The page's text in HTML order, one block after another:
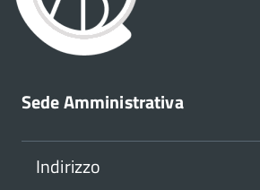
Sede Amministrativa
Indirizzo